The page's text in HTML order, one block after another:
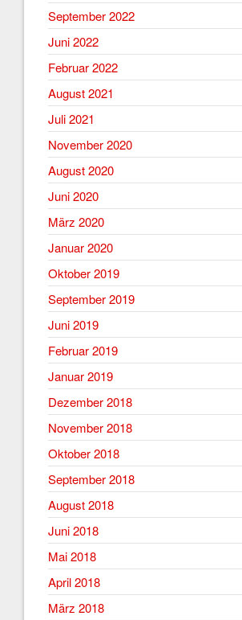
September 2022
Juni 2022
Februar 2022
August 2021
Juli 2021
November 2020
August 2020
Juni 2020
März 2020
Januar 2020
Oktober 2019
September 2019
Juni 2019
Februar 2019
Januar 2019
Dezember 2018
November 2018
Oktober 2018
September 2018
August 2018
Juni 2018
Mai 2018
April 2018
März 2018